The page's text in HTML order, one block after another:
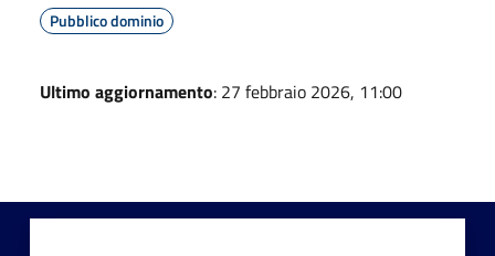
Pubblico dominio
Ultimo aggiornamento: 27 febbraio 2026, 11:00